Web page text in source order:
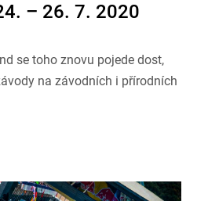
– 26. 7. 2020
se toho znovu pojede dost,
na závodních i přírodních